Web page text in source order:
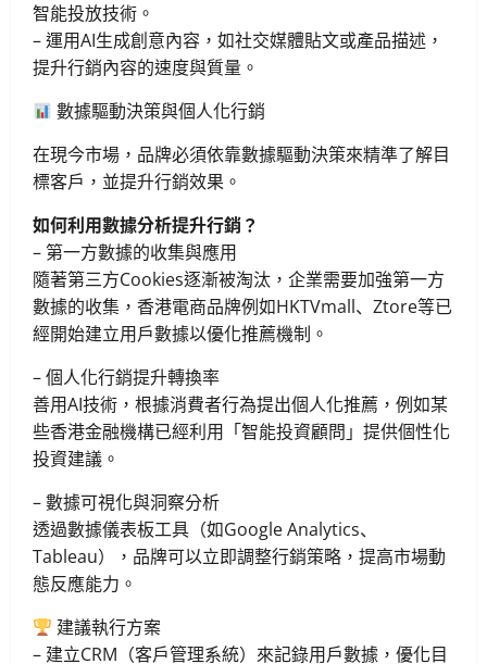
智能投放技術。
– 運用AI生成創意內容，如社交媒體貼文或產品描述，
提升行銷內容的速度與質量。
數據驅動決策與個人化行銷
在現今市場，品牌必須依靠數據驅動決策來精準了解目
標客戶，並提升行銷效果。
如何利用數據分析提升行銷？
– 第一方數據的收集與應用
隨著第三方Cookies逐漸被淘汰，企業需要加強第一方
數據的收集，香港電商品牌例如HKTVmall、Ztore等已
經開始建立用戶數據以優化推薦機制。
– 個人化行銷提升轉換率
善用AI技術，根據消費者行為提出個人化推薦，例如某
些香港金融機構已經利用「智能投資顧問」提供個性化
投資建議。
– 數據可視化與洞察分析
透過數據儀表板工具（如Google Analytics、
Tableau），品牌可以立即調整行銷策略，提高市場動
態反應能力。
建議執行方案
– 建立CRM（客戶管理系統）來記錄用戶數據，優化目